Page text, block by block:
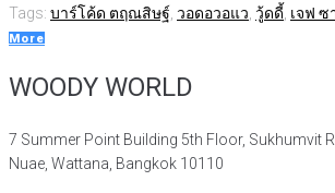
Tags: บาร์โค้ด ตฤณสิษฐ์ วอดอวอแว วู้ดดี้ เจฟ ซ
More
WOODY WORLD
7 Summer Point Building 5th Floor, Sukhumvit
Nuae, Wattana, Bangkok 10110